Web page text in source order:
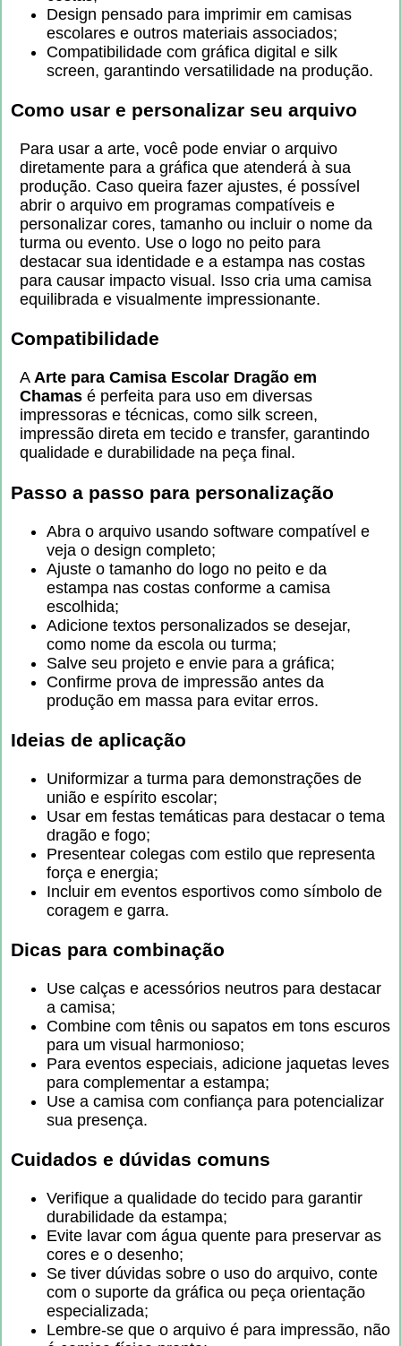
Design pensado para imprimir em camisas
escolares e outros materiais associados;
Compatibilidade com gráfica digital e silk
screen, garantindo versatilidade na produção.
Como usar e personalizar seu arquivo
Para usar a arte, você pode enviar o arquivo
diretamente para a gráfica que atenderá à sua
produção. Caso queira fazer ajustes, é possível
abrir o arquivo em programas compatíveis e
personalizar cores, tamanho ou incluir o nome da
turma ou evento. Use o logo no peito para
destacar sua identidade e a estampa nas costas
para causar impacto visual. Isso cria uma camisa
equilibrada e visualmente impressionante.
Compatibilidade
A Arte para Camisa Escolar Dragão em
Chamas é perfeita para uso em diversas
impressoras e técnicas, como silk screen,
impressão direta em tecido e transfer, garantindo
qualidade e durabilidade na peça final.
Passo a passo para personalização
Abra o arquivo usando software compatível e
veja o design completo;
Ajuste o tamanho do logo no peito e da
estampa nas costas conforme a camisa
escolhida;
Adicione textos personalizados se desejar,
como nome da escola ou turma;
Salve seu projeto e envie para a gráfica;
Confirme prova de impressão antes da
produção em massa para evitar erros.
Ideias de aplicação
Uniformizar a turma para demonstrações de
união e espírito escolar;
Usar em festas temáticas para destacar o tema
dragão e fogo;
Presentear colegas com estilo que representa
força e energia;
Incluir em eventos esportivos como símbolo de
coragem e garra.
Dicas para combinação
Use calças e acessórios neutros para destacar
a camisa;
Combine com tênis ou sapatos em tons escuros
para um visual harmonioso;
Para eventos especiais, adicione jaquetas leves
para complementar a estampa;
Use a camisa com confiança para potencializar
sua presença.
Cuidados e dúvidas comuns
Verifique a qualidade do tecido para garantir
durabilidade da estampa;
Evite lavar com água quente para preservar as
cores e o desenho;
Se tiver dúvidas sobre o uso do arquivo, conte
com o suporte da gráfica ou peça orientação
especializada;
Lembre-se que o arquivo é para impressão, não